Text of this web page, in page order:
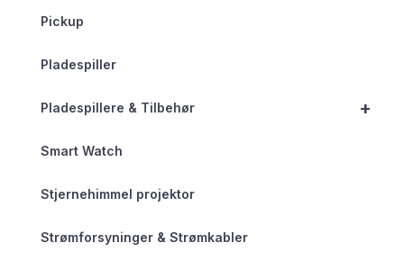
Pickup
Pladespiller
+
Pladespillere & Tilbehør
Smart Watch
Stjernehimmel projektor
Strømforsyninger & Strømkabler